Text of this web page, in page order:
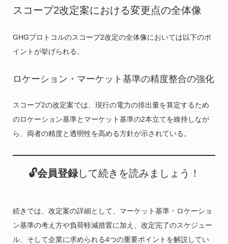
スコープ2改定案における変更点の全体像
GHGプロトコルのスコープ2改定の全体像においては以下のポ
イントが挙げられる。
ロケーション・マーケット基準の精度整合の強化
スコープ2の改定案では、現行の電力の排出量を算定するため
のロケーション基準とマーケット基準の2本立てを維持しなが
ら、両者の精度と透明性を高める方針が示されている。
🔓会員登録して続きを読みましょう！
続きでは、改定案の詳細として、マーケット基準・ロケーショ
ン基準の考え方や負荷軽減措置に加え、改定完了のスケジュー
ル、そして企業に求められる4つの重要ポイントを解説してい